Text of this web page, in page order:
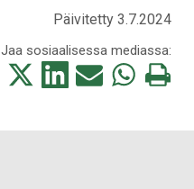
Päivitetty 3.7.2024
Jaa sosiaalisessa mediassa:
Jaa
Jaa
Jaa
Jaa
Tulosta